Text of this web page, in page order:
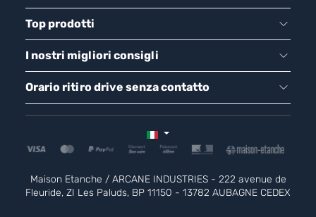
Top prodotti
I nostri migliori consigli
Orario ritiro drive senza contatto
Maison Etanche / ARCANE INDUSTRIES - 222 avenue de
Fleuride, ZI Les Paluds, BP 11150 - 13782 AUBAGNE CEDEX